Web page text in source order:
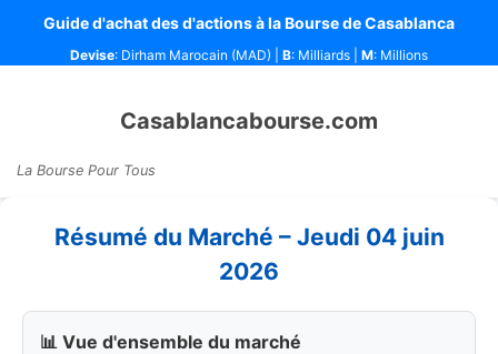
Guide d'achat des d'actions à la Bourse de Casablanca
Devise: Dirham Marocain (MAD) | B: Milliards | M: Millions
Casablancabourse.com
La Bourse Pour Tous
Résumé du Marché – Jeudi 04 juin
2026
📊 Vue d'ensemble du marché